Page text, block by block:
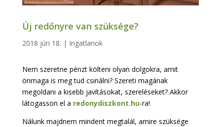
Új redőnyre van szüksége?
2018 jún 18. | Ingatlanok
Nem szeretne pénzt költeni olyan dolgokra, amit
önmaga is meg tud csinálni? Szereti magának
megoldani a kisebb javításokat, szereléseket? Akkor
látogasson el a redonydiszkont.hu-ra!
Nálunk majdnem mindent megtalál, amire szüksége